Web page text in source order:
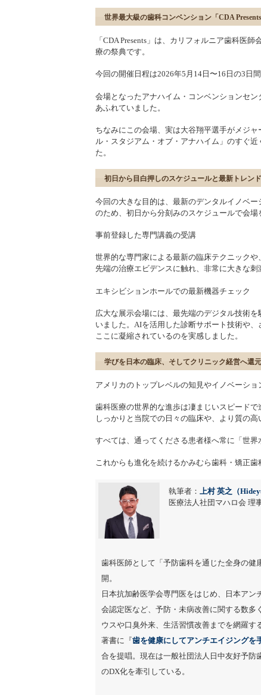
世界最大級の歯科コンベンション「CDA
「CDA Presents」は、カリフォルニア歯科医
療の祭典です。
今回の開催日程は2026年5月14日〜16日の3日間
会場となったアナハイム・コンベンションセ
あふれていました。
ちなみにこの会場、実は大谷翔平選手がメジ
ル・スタジアム・オブ・アナハイム」のすぐ
た。
初日から目白押しのスケジュールと最新トレンド
今回の大きな目的は、最新のデンタルイノベ
のため、初日から分刻みのスケジュールで会場
事前登録した専門講義の受講
世界的な専門家による最新の臨床テクニック
先端の治療エビデンスに触れ、非常に大きな刺
エキシビションホールでの最新機器チェック
広大な展示会場には、最先端のデジタル技術
いました。AIを活用した診断サポート技術や
ここに凝縮されているのを実感しました。
学びを日本の臨床、そしてクリニック経営へ還
アメリカのトップレベルの知見やイノベーシ
歯科医療の世界的な進歩は凄まじいスピード
しっかりと当院での日々の臨床や、より質の
すべては、通ってくださる患者様へ常に「世
これからも進化を続けるかみむら歯科・矯正
執筆者：
上村 英之（
医療法人社団マハロ会 理
歯科医師として「予防歯科を通じた全身の
開。
日本抗加齢医学会専門医をはじめ、日本ア
会認定医など、予防・未病改善に関する数多
ウスや口臭外来、生活習慣改善までを網羅す
著書に『歯を健康にしてアンチエイジングを
合を提唱。現在は一般社団法人日中友好予防
のDX化を牽引している。